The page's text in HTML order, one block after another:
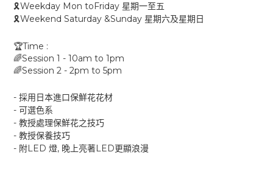
🎗Weekday Mon toFriday 星期一至五
🎗Weekend Saturday &Sunday 星期六及星期日
🏆Time :
🌈Session 1 - 10am to 1pm
🌈Session 2 - 2pm to 5pm
- 採用日本進口保鮮花花材
- 可選色系
- 教授處理保鮮花之技巧
- 教授保養技巧
- 附LED 燈, 晚上亮著LED 更顯浪漫